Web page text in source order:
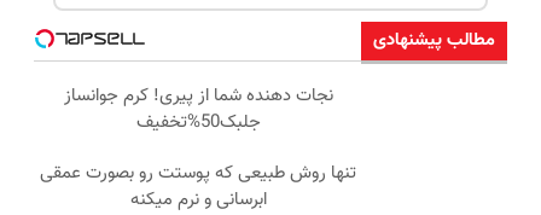
مطالب پیشنهادی
نجات دهنده شما از پیری! کرم جوانساز
جلبک50%تخفیف
تنها روش طبیعی که پوستت رو بصورت عمقی
ابرسانی و نرم میکنه